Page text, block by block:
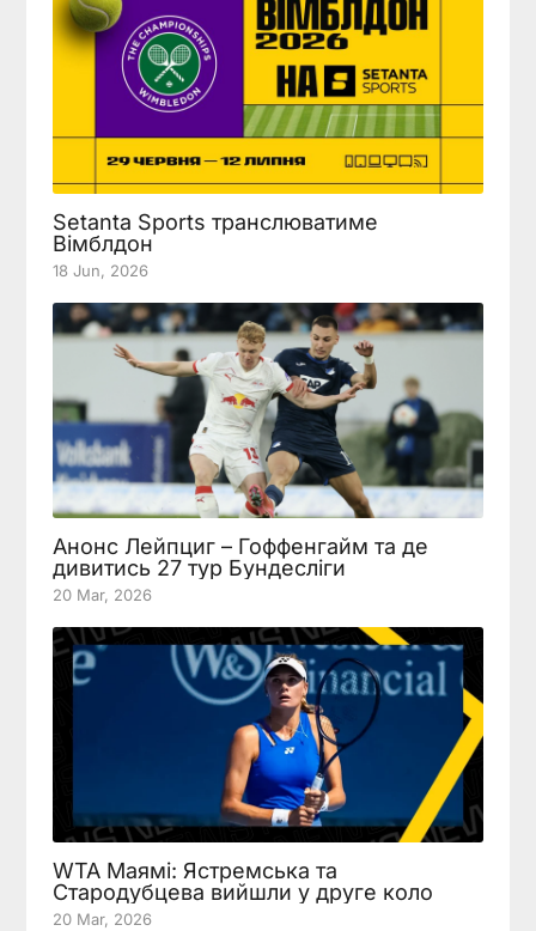
Setanta Sports транслюватиме
Вімблдон
18 Jun, 2026
Анонс Лейпциг – Гоффенгайм та де
дивитись 27 тур Бундесліги
20 Mar, 2026
WTA Маямі: Ястремська та
Стародубцева вийшли у друге коло
20 Mar, 2026